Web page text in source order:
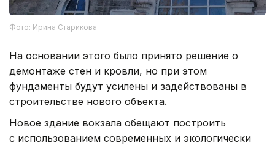
Фото: Ирина Старикова
На основании этого было принято решение о
демонтаже стен и кровли, но при этом
фундаменты будут усилены и задействованы в
строительстве нового объекта.
Новое здание вокзала обещают построить
с использованием современных и экологически